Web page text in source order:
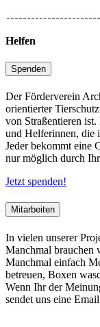
Helfen
Spenden
Der Förderverein
orientierter
von Straßentieren ist.
und Helferinnen, die
Jeder bekommt eine
nur möglich durch
Jetzt spenden!
Mitarbeiten
In vielen unserer
Manchmal brauchen
Manchmal einfach
betreuen, Boxen
Wenn Ihr der
sendet uns eine